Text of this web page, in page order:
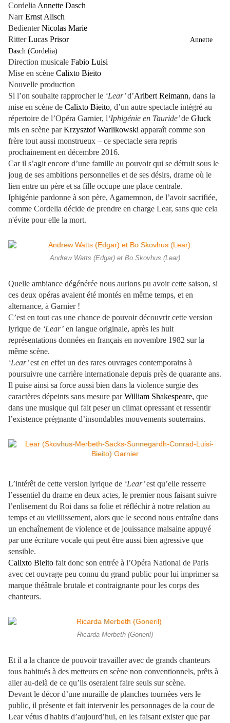
Cordelia Annette Dasch
NarrErnst Alisch
BedienterNicolas Marie
RitterLucas Prisor Annette
Dasch (Cordelia)
Direction musicale Fabio Luisi
Mise en scène Calixto Bieito
Nouvelle production
Si l’on souhaite rapprocher le ‘Lear’d’Aribert Reimann, dans la
mise en scène de Calixto Bieito, d’un autre spectacle intégré au
répertoire de l’Opéra Garnier, l‘Iphigénie en Tauride’de Gluck
mis en scène parKrzysztof Warlikowski apparaît comme son
frère tout aussi monstrueux – ce spectacle sera repris
prochainement en décembre 2016.
Car il s’agit encore d’une famille au pouvoir qui se détruit sous le
joug de ses ambitions personnelles et de ses désirs, drame où le
lien entre un père et sa fille occupe une place centrale.
Iphigénie pardonne à son père, Agamemnon, de l’avoir sacrifiée,
comme Cordelia décide de prendre en charge Lear, sans que cela
n'évite pour elle la mort.
Andrew Watts (Edgar) et Bo Skovhus (Lear)
Quelle ambiance dégénérée nous aurions pu avoir cette saison, si
ces deux opéras avaient été montés en même temps, et en
alternance, à Garnier !
C’est en tout cas une chance de pouvoir découvrir cette version
lyrique de ‘Lear’ en langue originale, après les huit
représentations données en français en novembre 1982 sur la
même scène.
‘Lear’est en effet un des rares ouvrages contemporains à
poursuivre une carrière internationale depuis près de quarante ans.
Il puise ainsi sa force aussi bien dans la violence surgie des
caractères dépeints sans mesure parWilliam Shakespeare, que
dans une musique qui fait peser un climat opressant et ressentir
l’existence prégnante d’insondables mouvements souterrains.
L’intérêt de cette version lyrique de ‘Lear’est qu’elle resserre
l’essentiel du drame en deux actes, le premier nous faisant suivre
l’enlisement du Roi dans sa folie et réfléchir à notre relation au
temps et au vieillissement, alors que le second nous entraîne dans
un enchaînement de violence et de jouissance malsaine appuyé
par une écriture vocale qui peut être aussi bien agressive que
sensible.
Calixto Bieito fait donc son entrée à l’Opéra National de Paris
avec cet ouvrage peu connu du grand public pour lui imprimer sa
marque théâtrale brutale et contraignante pour les corps des
chanteurs.
Ricarda Merbeth (Goneril)
Et il a la chance de pouvoir travailler avec de grands chanteurs
tous habitués à des metteurs en scène non conventionnels, prêts à
aller au-delà de ce qu’ils oseraient faire seuls sur scène.
Devant le décor d’une muraille de planches tournées vers le
public, il présente et fait intervenir les personnages de la cour de
Lear vétus d'habits d’aujourd’hui, en les faisant exister que par